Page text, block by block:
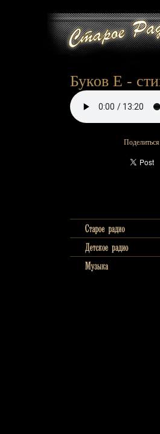
Буков Е -